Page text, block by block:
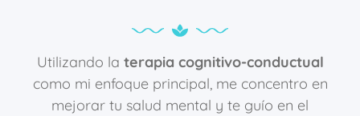
Utilizando la terapia cognitivo-conductual
como mi enfoque principal, me concentro en
mejorar tu salud mental y te guío en el